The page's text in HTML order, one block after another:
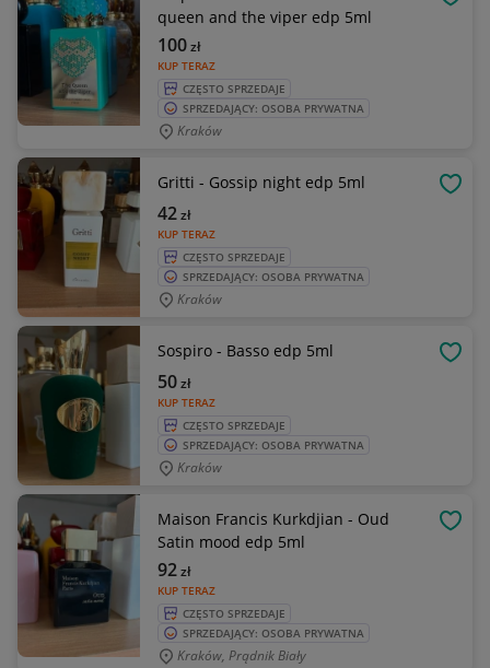
queen and the viper edp 5ml
KUP TERAZ
100zł
CZĘSTO SPRZEDAJE
SPRZEDAJĄCY: OSOBA PRYWATNA
Kraków
Gritti - Gossip night edp 5ml
KUP TERAZ
42zł
CZĘSTO SPRZEDAJE
SPRZEDAJĄCY: OSOBA PRYWATNA
Kraków
Sospiro - Basso edp 5ml
KUP TERAZ
50zł
CZĘSTO SPRZEDAJE
SPRZEDAJĄCY: OSOBA PRYWATNA
Kraków
Maison Francis Kurkdjian - Oud
Satin mood edp 5ml
KUP TERAZ
92zł
CZĘSTO SPRZEDAJE
SPRZEDAJĄCY: OSOBA PRYWATNA
Kraków, Prądnik Biały